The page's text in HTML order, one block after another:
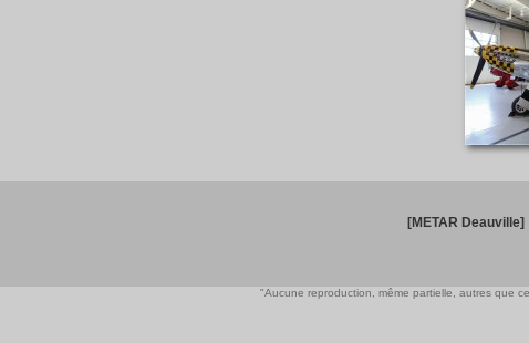
[METAR Deauville]
"Aucune reproduction, même partielle, autres que